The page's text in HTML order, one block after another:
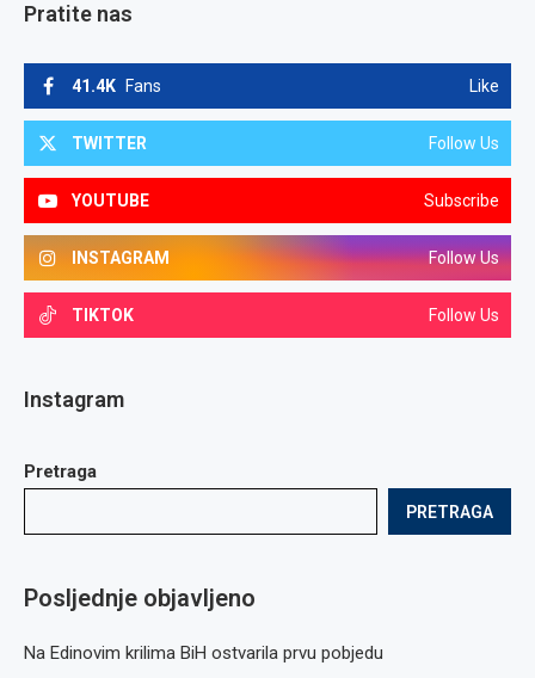
Pratite nas
41.4K Fans Like
TWITTER Follow Us
YOUTUBE Subscribe
INSTAGRAM Follow Us
TIKTOK Follow Us
Instagram
Pretraga
PRETRAGA
Posljednje objavljeno
Na Edinovim krilima BiH ostvarila prvu pobjedu